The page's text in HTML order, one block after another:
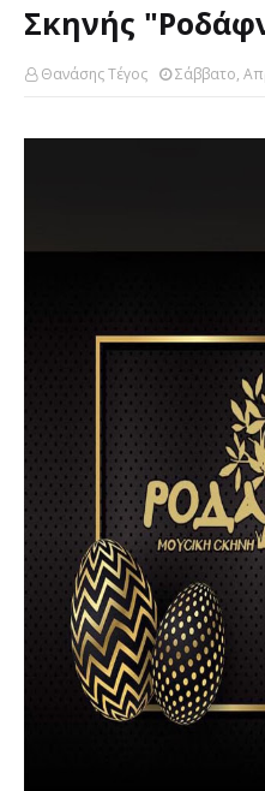
Σκηνής
Θανάσης Τέγος Σάββατο,